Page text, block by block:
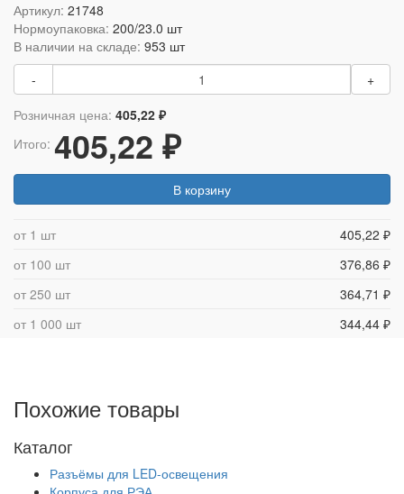
Артикул: 21748
Нормоупаковка: 200/23.0 шт
В наличии на складе: 953 шт
-
+
Розничная цена: 405,22 ₽
Итого: 405,22 ₽
В корзину
от 1 шт
405,22 ₽
от 100 шт
376,86 ₽
от 250 шт
364,71 ₽
от 1 000 шт
344,44 ₽
Похожие товары
Каталог
Разъёмы для LED-освещения